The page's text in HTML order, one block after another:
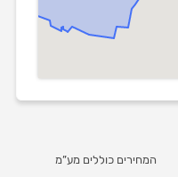
המחירים כוללים מע”מ